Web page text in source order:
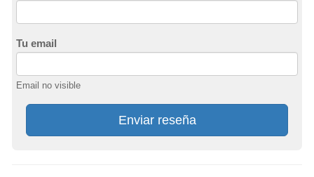
Tu email
Email no visible
Enviar reseña